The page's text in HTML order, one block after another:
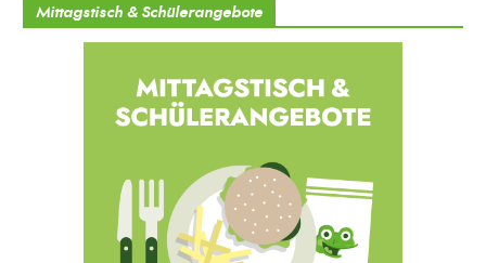
Mittagstisch & Schülerangebote